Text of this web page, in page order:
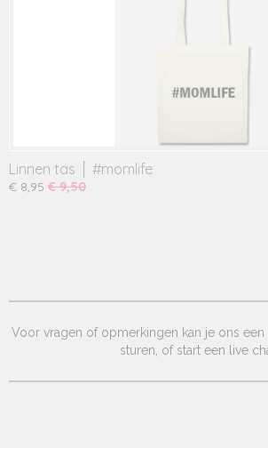
Linnen tas │ #momlife
€ 8,95 € 9,50
Voor vragen of opmerkingen kan je ons
sturen, of start een live